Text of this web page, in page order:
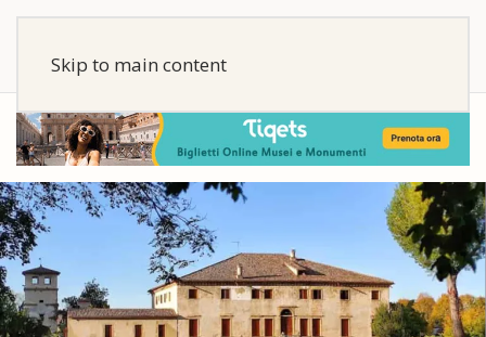
Skip to main content